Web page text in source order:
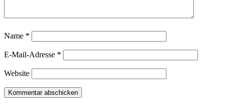
Name *
E-Mail-Adresse *
Website